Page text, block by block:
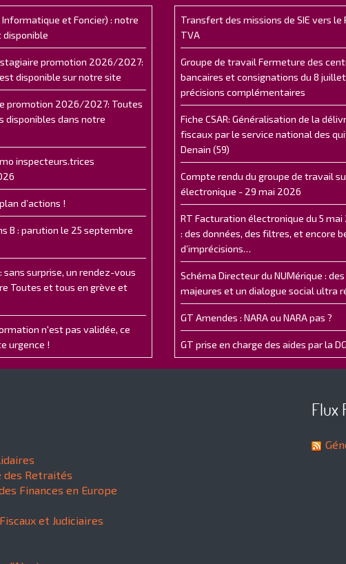
et Foncier) : notre
disponible
promotion 2026/2027:
disponible sur notre site
promotion 2026/2027: Toutes
disponibles dans notre
inspecteurs.trices
d’actions !
B : parution le 25 septembre
sans surprise, un rendez-vous
Toutes et tous en grève et
n'est pas validée, ce
urgence !
Transfert des missions de SIE vers le
TVA
Groupe de travail Fermeture des
bancaires et consignations du 8
précisions complémentaires
Fiche CSAR: Généralisation de la
fiscaux par le service national des
Denain (59)
Compte rendu du groupe de travail
électronique - 29 mai 2026
RT Facturation électronique du 5 mai
: des données, des filtres, et encore
d’imprécisions…
Schéma Directeur du NUMérique :
majeures et un dialogue social ultra
GT Amendes : NARA ou NARA pas ?
GT prise en charge des aides par la
des Retraités
Finances en Europe
et Judiciaires
Flux